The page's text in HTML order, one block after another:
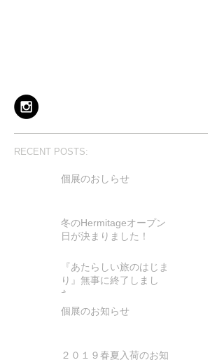
RECENT POSTS:
個展のおしらせ
冬のHermitageオープン
日が決まりました！
『あたらしい旅のはじま
り』無事に終了しまし
た。
個展のお知らせ
２０１９春夏入荷のお知